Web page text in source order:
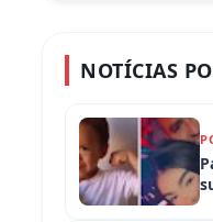
NOTÍCIAS